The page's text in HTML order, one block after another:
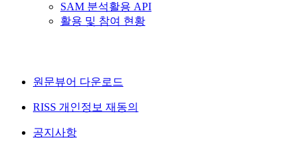
SAM 분석활용 API
활용 및 참여 현황
원문뷰어 다운로드
RISS 개인정보 재동의
공지사항